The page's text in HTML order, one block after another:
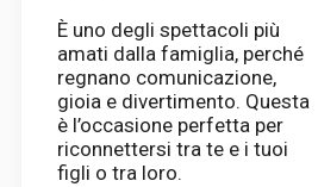
È uno degli spettacoli più
amati dalla famiglia, perché
regnano comunicazione,
gioia e divertimento. Questa
è l’occasione perfetta per
riconnettersi tra te e i tuoi
figli o tra loro.